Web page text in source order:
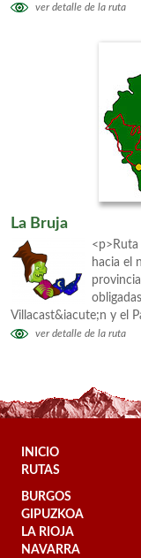
ver detalle de la ruta
La Bruja
hacia el
Villacast&iacute;n y el
ver detalle de la ruta
INICIO
RUTAS
BURGOS
GIPUZKOA
LA RIOJA
NAVARRA